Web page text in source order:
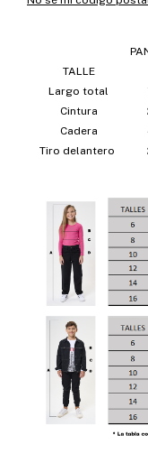
TALLE
Largo total
Cintura
Cadera
Tiro delantero